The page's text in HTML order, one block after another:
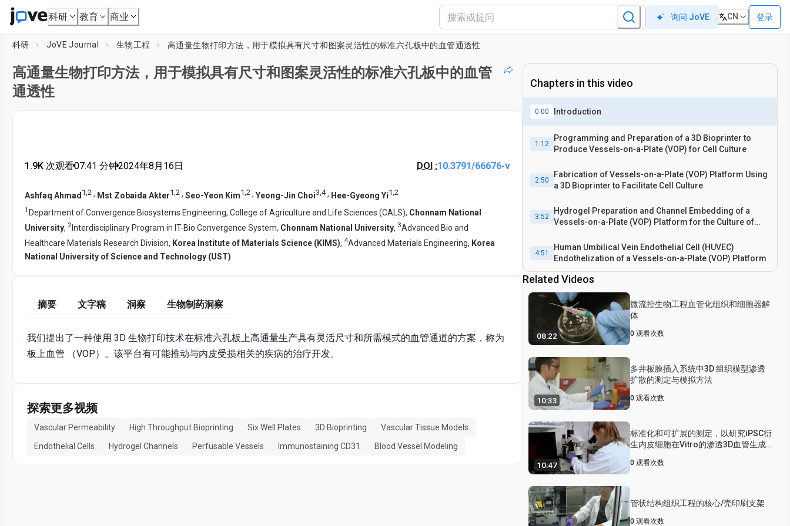
科研 教育 商业 询问 JoVE CN 登录
科研 JoVE Journal 生物工程 高通量生物打印方法，用于模拟具有尺寸和图案灵活性的标准六孔板中的血管通透性
高通量生物打印方法，用于模拟具有尺寸和图案灵活性的标准六孔板中的血管
通透性
1.9K 次观看•07:41 分钟•2024年8月16日 DOI :10.3791/66676-v
Ashfaq Ahmad 1,2 , Mst Zobaida Akter1,2 , Seo-Yeon Kim1,2 , Yeong-Jin Choi3,4, Hee-Gyeong Yi1,2
1 Department of Convergence Biosystems Engineering, College of Agriculture and Life Sciences (CALS), Chonnam National
University, 2 Interdisciplinary Program in IT-Bio Convergence System, Chonnam National University, 3Advanced Bio and
Healthcare Materials Research Division, Korea Institute of Materials Science (KIMS), 4Advanced Materials Engineering, Korea
National University of Science and Technology (UST)
摘要 文字稿 洞察 生物制药洞察
我们提出了一种使用 3D 生物打印技术在标准六孔板上高通量生产具有灵活尺寸和所需模式的血管通道的方案，称为
板上血管 （VOP）。该平台有可能推动与内皮受损相关的疾病的治疗开发。
探索更多视频
Vascular Permeability High Throughput Bioprinting Six Well Plates 3D Bioprinting
Vascular Tissue Models
Endothelial Cells
Hydrogel Channels Perfusable Vessels Immunostaining CD31 Blood Vessel Modeling
Chapters in this video
0:00 Introduction
1:12
Programming and Preparation of a 3D Bioprinter to
Produce Vessels‐on‐a‐Plate (VOP) for Cell Culture
2:50
Fabrication of Vessels‐on‐a‐Plate (VOP) Platform Using
a 3D Bioprinter to Facilitate Cell Culture
3:52
Hydrogel Preparation and Channel Embedding of a
Vessels‐on‐a‐Plate (VOP) Platform for the Culture of
4:51
Human Umbilical Vein Endothelial Cell (HUVEC)
Endothelization of a Vessels‐on‐a‐Plate (VOP) Platform
Related Videos
08:22
微流控生物工程血管化组织和细胞器解
体
0 观看次数
10:33
多井板膜插入系统中3D 组织模型渗透
扩散的测定与模拟方法
0 观看次数
10:47
标准化和可扩展的测定，以研究iPSC衍
生内皮细胞在Vitro的渗透3D血管生成
0 观看次数
管状结构组织工程的核心/壳印刷支架
0 观看次数